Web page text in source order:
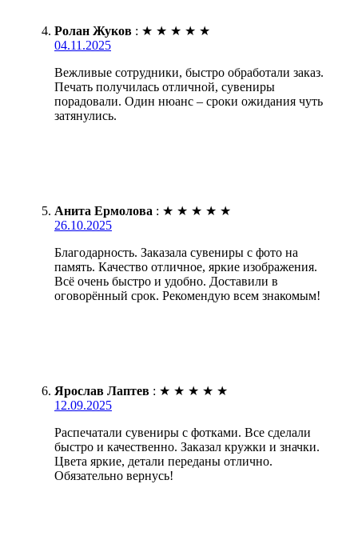
Ролан Жуков : ★ ★ ★ ★ ★
04.11.2025
Вежливые сотрудники, быстро обработали заказ.
Печать получилась отличной, сувениры
порадовали. Один нюанс – сроки ожидания чуть
затянулись.
Анита Ермолова : ★ ★ ★ ★ ★
26.10.2025
Благодарность. Заказала сувениры с фото на
память. Качество отличное, яркие изображения.
Всё очень быстро и удобно. Доставили в
оговорённый срок. Рекомендую всем знакомым!
Ярослав Лаптев : ★ ★ ★ ★ ★
12.09.2025
Распечатали сувениры с фотками. Все сделали
быстро и качественно. Заказал кружки и значки.
Цвета яркие, детали переданы отлично.
Обязательно вернусь!